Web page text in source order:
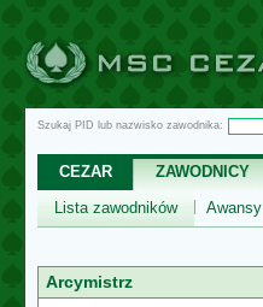
Szukaj PID lub nazwisko zawodnika:
CEZAR ZAWODNICY
Lista zawodników
Awansy
Arcymistrz